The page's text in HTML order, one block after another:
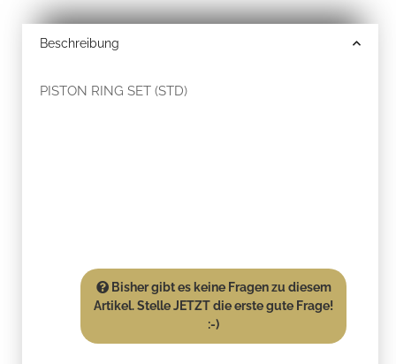
Beschreibung
PISTON RING SET (STD)
Bisher gibt es keine Fragen zu diesem
Artikel. Stelle JETZT die erste gute Frage!
:-)